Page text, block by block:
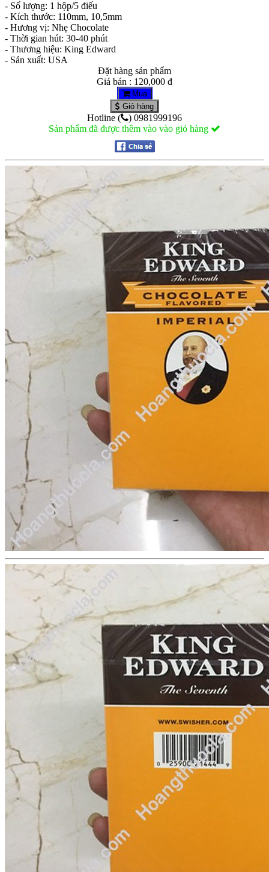
- Số lượng: 1 hộp/5 điếu
- Kích thước: 110mm, 10,5mm
- Hương vị: Nhẹ Chocolate
- Thời gian hút: 30-40 phút
- Thương hiệu: King Edward
- Sản xuất: USA
Đặt hàng sản phẩm
Giá bán : 120,000 đ
Mua
Giỏ hàng
Hotline (
) 0981999196
Sản phẩm đã được thêm vào vào giỏ hàng